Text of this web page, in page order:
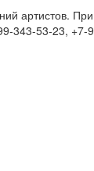
артистов.
343-53-23,